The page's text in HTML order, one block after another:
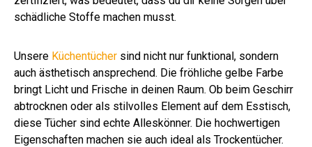
schädliche Stoffe machen musst.
Unsere Küchentücher sind nicht nur funktional, sondern
auch ästhetisch ansprechend. Die fröhliche gelbe Farbe
bringt Licht und Frische in deinen Raum. Ob beim Geschirr
abtrocknen oder als stilvolles Element auf dem Esstisch,
diese Tücher sind echte Alleskönner. Die hochwertigen
Eigenschaften machen sie auch ideal als Trockentücher.